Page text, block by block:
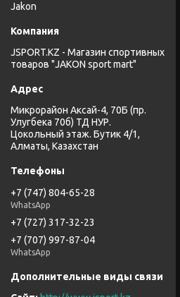
Jakon
JSPORT.KZ - Магазин спортивных
товаров "JAKON sport mart"
Микрорайон Аксай-4, 70Б (пр.
Улугбека 70б) ТД НУР.
Цокольный этаж. Бутик 4/1,
Алматы, Казахстан
+7 (747) 804-65-28
WhatsApp
+7 (727) 317-32-23
+7 (707) 997-87-04
WhatsApp